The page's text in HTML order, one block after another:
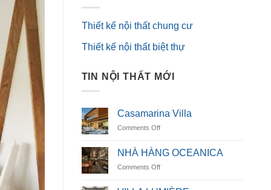
Thiết kế nội thất chung cư
Thiết kế nội thất biệt thự
TIN NỘI THẤT MỚI
Casamarina Villa
Comments Offon
Villa
NHÀ HÀNG OCEANICA
Comments Offon
HÀNG